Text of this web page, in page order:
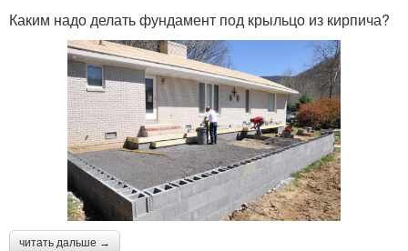
Каким надо делать фундамент под крыльцо из кирпича?
читать дальше →